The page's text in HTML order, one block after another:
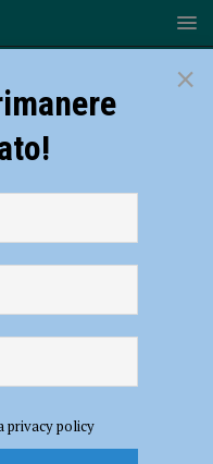
Frank Nicolini: “Le
libertà”
×
privacy policy